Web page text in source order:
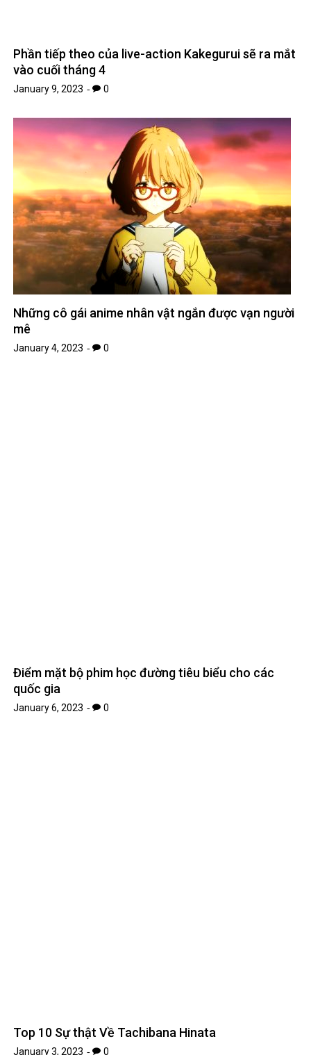
Phần tiếp theo của live-action Kakegurui sẽ ra mắt
vào cuối tháng 4
January 9, 2023 0
Những cô gái anime nhân vật ngắn được vạn người
mê
January 4, 2023 0
Điểm mặt bộ phim học đường tiêu biểu cho các
quốc gia
January 6, 2023 0
Top 10 Sự thật Về Tachibana Hinata
January 3, 2023 0